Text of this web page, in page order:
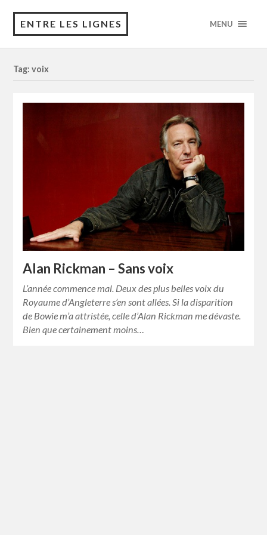
ENTRE LES LIGNES MENU
Tag: voix
Alan Rickman – Sans voix
L’année commence mal. Deux des plus belles voix du
Royaume d’Angleterre s’en sont allées. Si la disparition
de Bowie m’a attristée, celle d’Alan Rickman me dévaste.
Bien que certainement moins…